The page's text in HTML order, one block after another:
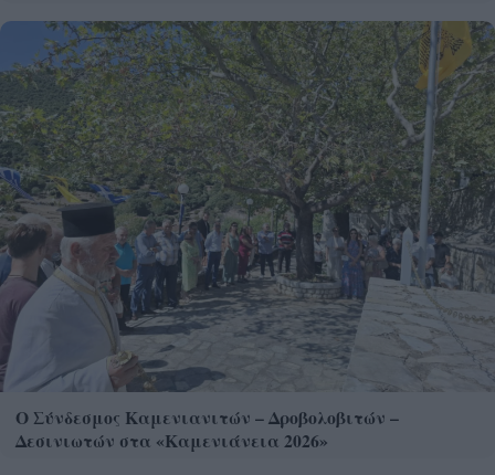
Ο Σύνδεσμος Καμενιανιτών – Δροβολοβιτών –
Δεσινιωτών στα «Καμενιάνεια 2026»